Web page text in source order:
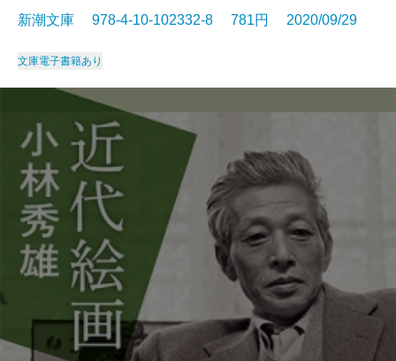
新潮文庫 978-4-10-102332-8 781円 2020/09/29
文庫電子書籍あり